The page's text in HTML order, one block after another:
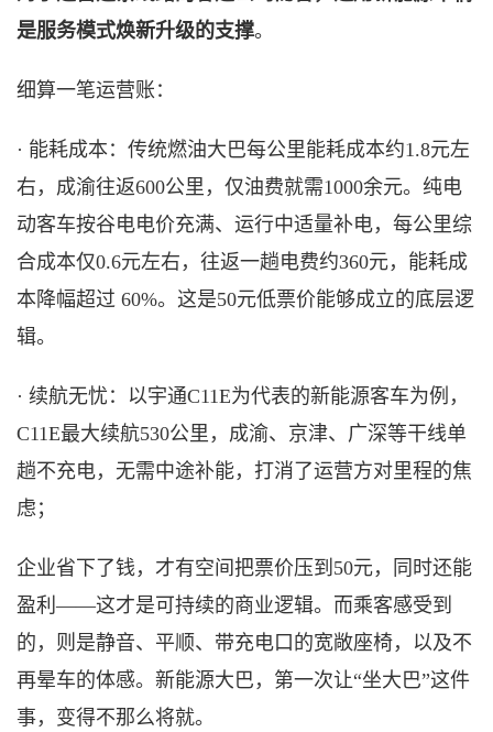
是服务模式焕新升级的支撑。
细算一笔运营账：
· 能耗成本：传统燃油大巴每公里能耗成本约1.8元左
右，成渝往返600公里，仅油费就需1000余元。纯电
动客车按谷电电价充满、运行中适量补电，每公里综
合成本仅0.6元左右，往返一趟电费约360元，能耗成
本降幅超过 60%。这是50元低票价能够成立的底层逻
辑。
· 续航无忧：以宇通C11E为代表的新能源客车为例，
C11E最大续航530公里，成渝、京津、广深等干线单
趟不充电，无需中途补能，打消了运营方对里程的焦
虑；
企业省下了钱，才有空间把票价压到 50元，同时还能
盈利——这才是可持续的商业逻辑。而乘客感受到
的，则是静音、平顺、带充电口的宽敞座椅，以及不
再晕车的体感。新能源大巴，第一次让“坐大巴”这件
事，变得不那么将就。